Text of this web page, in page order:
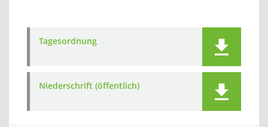
Tagesordnung
Niederschrift (öffentlich)